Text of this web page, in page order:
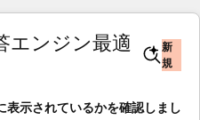
エンジン最適
新
規
表示されているかを確認しまし